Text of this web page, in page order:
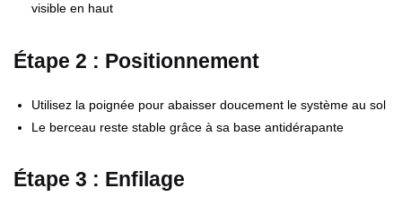
visible en haut
Étape 2 : Positionnement
Utilisez la poignée pour abaisser doucement le système au sol
Le berceau reste stable grâce à sa base antidérapante
Étape 3 : Enfilage